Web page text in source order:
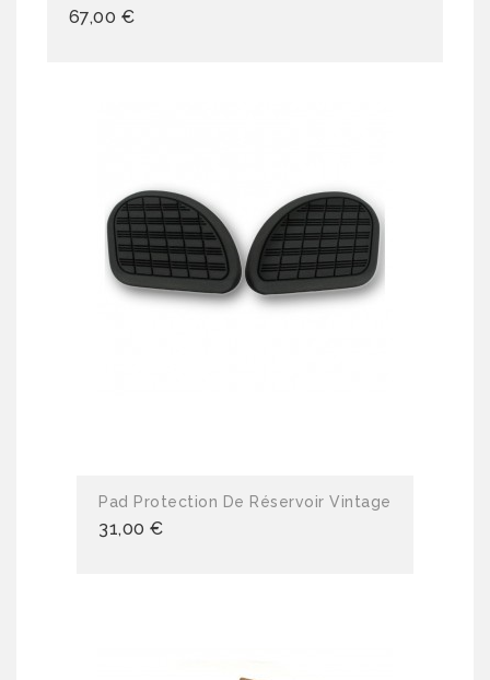
67,00 €
Pad Protection De Réservoir Vintage
31,00 €